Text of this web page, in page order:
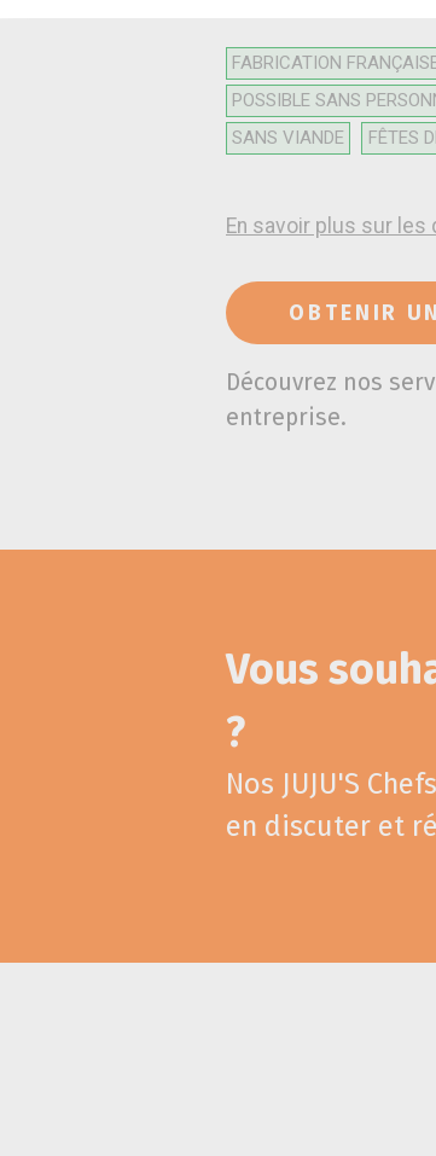
FABRICATION
POSSIBLE SANS
SANS VIANDE
FÊTES
En savoir plus sur
OBTENIR
Découvrez nos
entreprise.
Vous
?
Nos JUJU'S
en discuter et